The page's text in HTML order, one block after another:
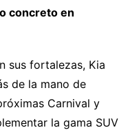
concreto en
sus fortalezas, Kia
de la mano de
Carnival y
la gama SUV